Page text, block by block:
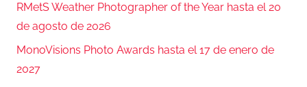
RMetS Weather Photographer of the Year hasta el 20
de agosto de 2026
MonoVisions Photo Awards hasta el 17 de enero de
2027